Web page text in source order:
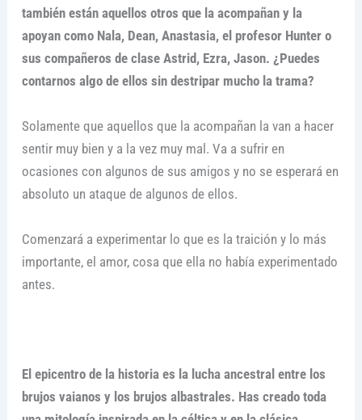
también están aquellos otros que la acompañan y la
apoyan como Nala, Dean, Anastasia, el profesor Hunter o
sus compañeros de clase Astrid, Ezra, Jason. ¿Puedes
contarnos algo de ellos sin destripar mucho la trama?
Solamente que aquellos que la acompañan la van a hacer
sentir muy bien y a la vez muy mal. Va a sufrir en
ocasiones con algunos de sus amigos y no se esperará en
absoluto un ataque de algunos de ellos.
Comenzará a experimentar lo que es la traición y lo más
importante, el amor, cosa que ella no había experimentado
antes.
El epicentro de la historia es la lucha ancestral entre los
brujos vaianos y los brujos albastrales. Has creado toda